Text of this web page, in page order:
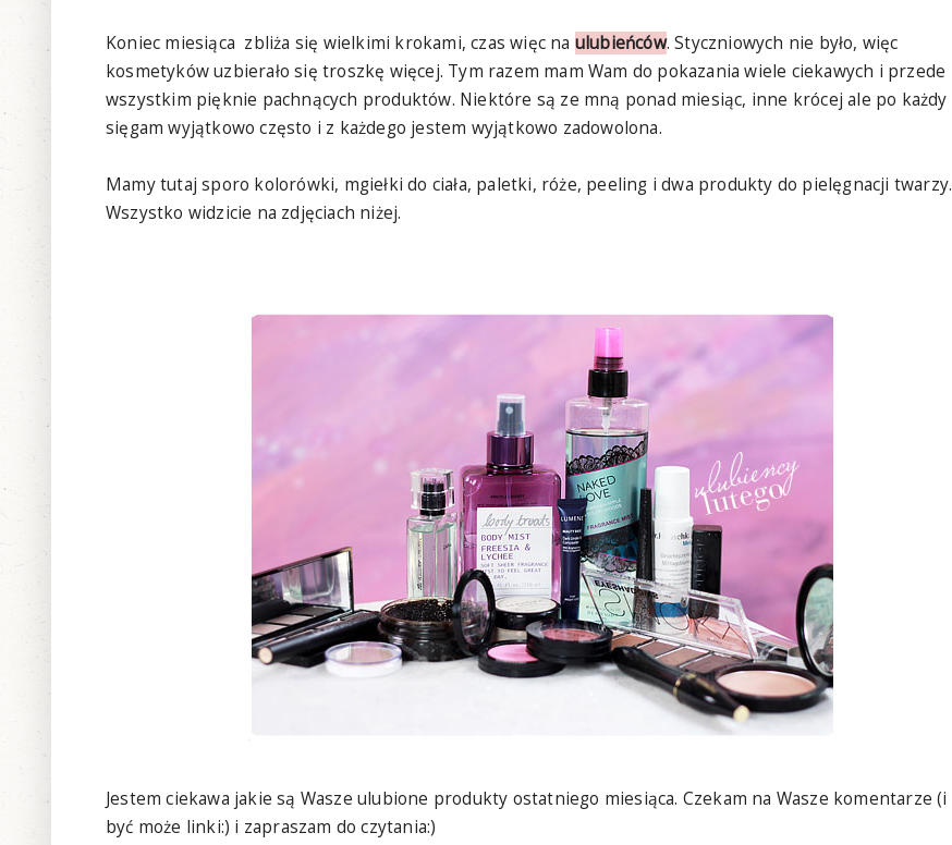
Koniec miesiąca zbliża się wielkimi krokami, czas więc na ulubieńców. Styczniowych nie było, więc
kosmetyków uzbierało się troszkę więcej. Tym razem mam Wam do pokazania wiele ciekawych i przede
wszystkim pięknie pachnących produktów. Niektóre są ze mną ponad miesiąc, inne krócej ale po każdy
sięgam wyjątkowo często i z każdego jestem wyjątkowo zadowolona.
Mamy tutaj sporo kolorówki, mgiełki do ciała, paletki, róże, peeling i dwa produkty do pielęgnacji twarzy.
Wszystko widzicie na zdjęciach niżej.
Jestem ciekawa jakie są Wasze ulubione produkty ostatniego miesiąca. Czekam na Wasze komentarze (i
być może linki:) i zapraszam do czytania:)